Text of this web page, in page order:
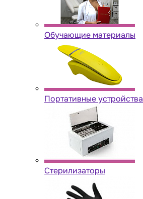
Обучающие материалы
Портативные устройства
Стерилизаторы